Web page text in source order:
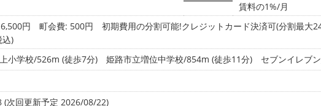
賃料の1%/月
円 町会費: 500円
初期費用の分割可能!クレジットカード決済可(分割最大
込)
小学校/526m (徒歩7分) 姫路市立増位中学校/854m (徒歩11分)
セブンイレブ
(次回更新予定 2026/08/22)